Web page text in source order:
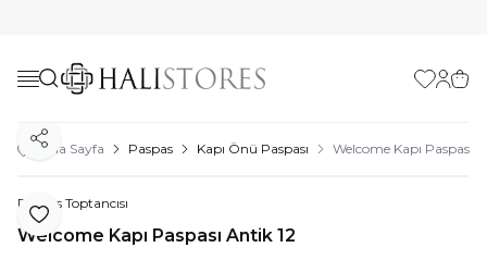
Favorilerim
Ana Sayfa Paspas Kapı Önü Paspası Welcome Kapı Paspası
Favoriye Ekle
Paylaş
Paspas Toptancısı
Welcome Kapı Paspası Antik 12